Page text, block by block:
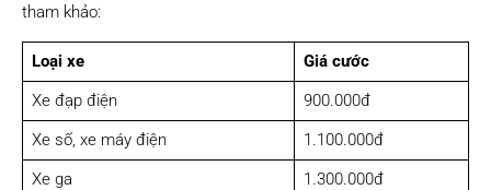
tham khảo:
Loại xe
Giá cước
Xe đạp điện
900.000đ
Xe số, xe máy điện
1.100.000đ
Xe ga
1.300.000đ